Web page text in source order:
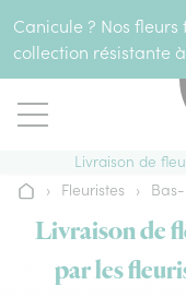
Canicule ? Nos
collection résistante
Livraison de
Accueil
› Fleuristes ›
Livraison de
par les